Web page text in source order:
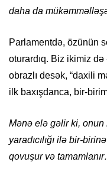
daha da
Parlamentdə, özünün
oturardıq. Biz ikimiz
obrazlı desək, “daxili
ilk baxışdanca, bir-
Mənə elə gəlir ki,
yaradıcılığı ilə bir-
qovuşur və